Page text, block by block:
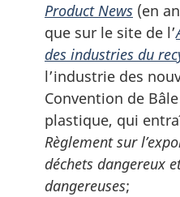
Product News (en
que sur le site de l’
des industries du
l’industrie des
Convention de
plastique, qui
Règlement sur
déchets dangereux
dangereuses;